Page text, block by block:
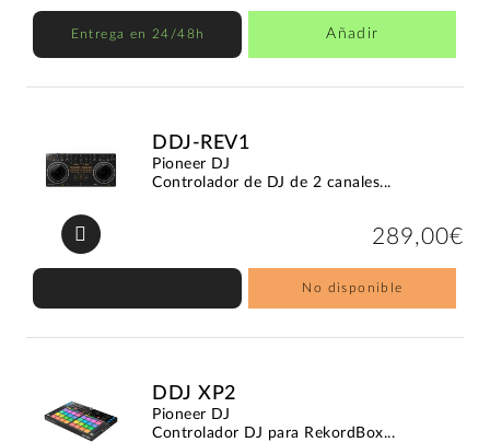
Entrega en 24/48h Añadir
DDJ-REV1
Pioneer DJ
Controlador de DJ de 2 canales...
289,00€
No disponible
DDJ XP2
Pioneer DJ
Controlador DJ para RekordBox...